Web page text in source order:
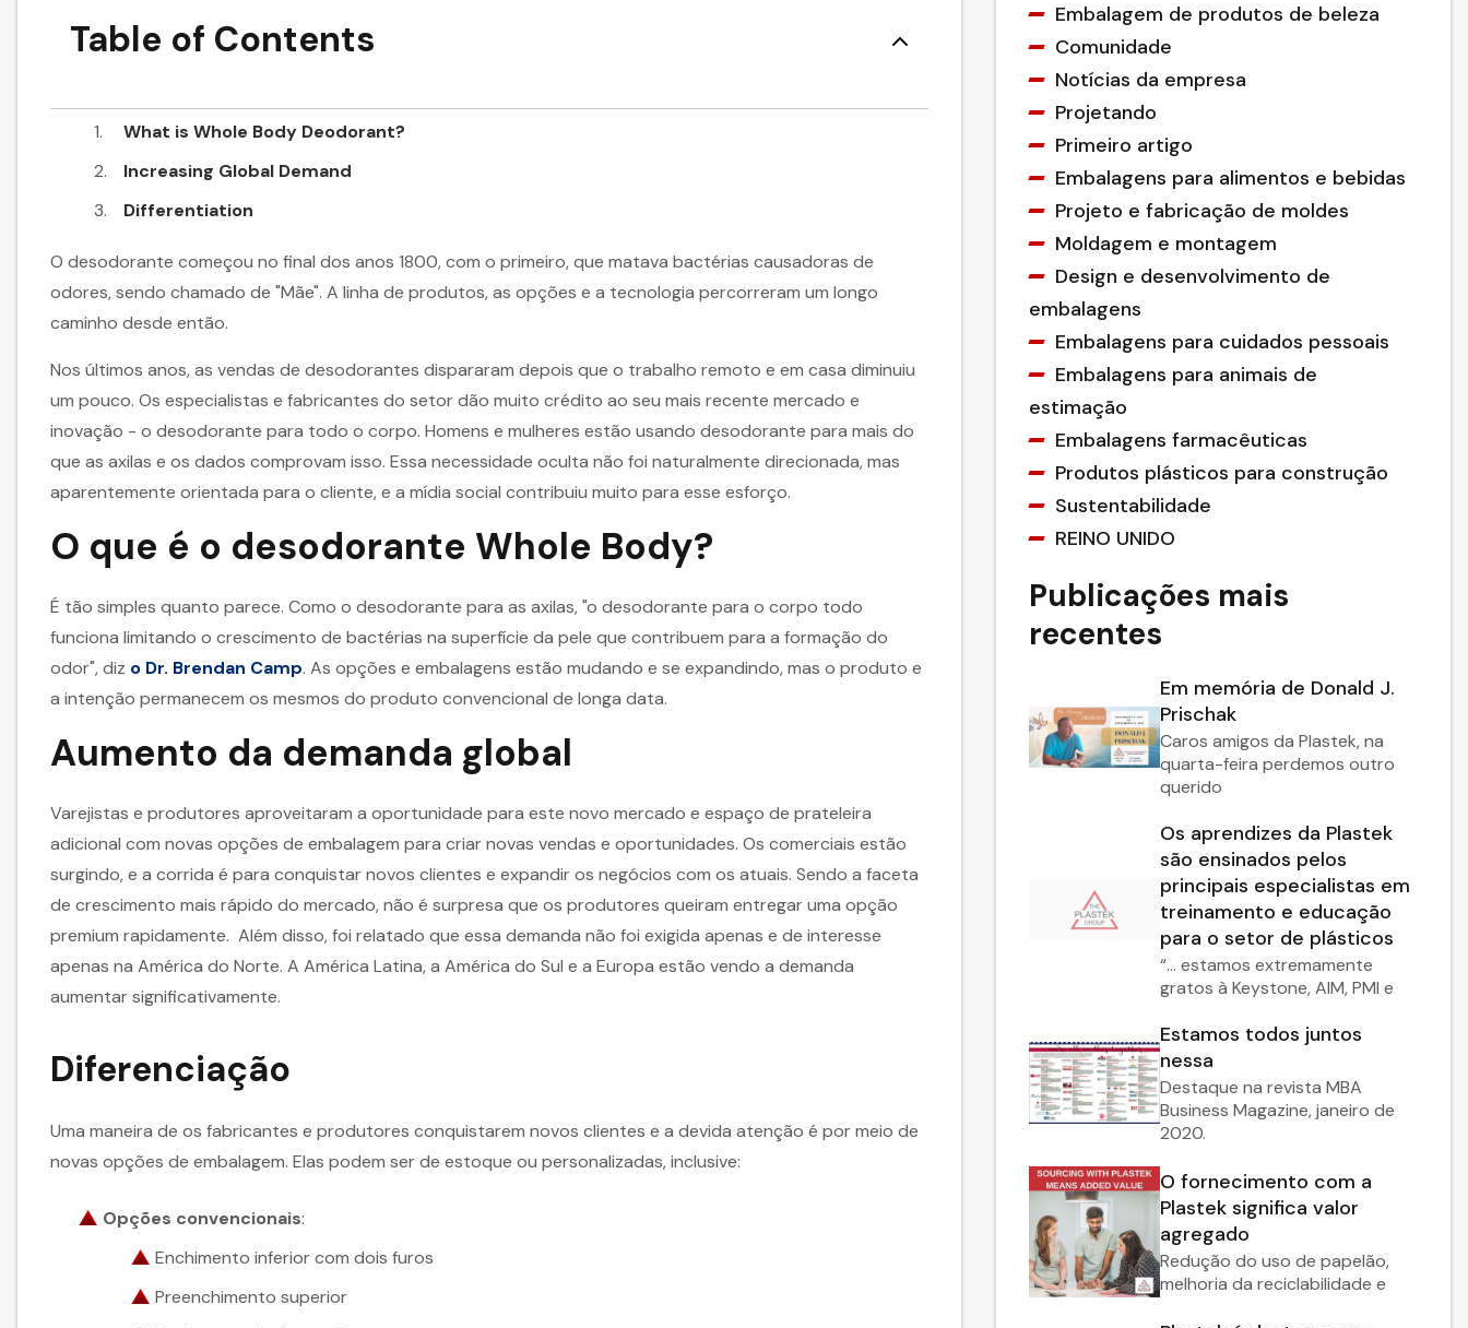
Table of Contents
What is Whole Body Deodorant?
Increasing Global Demand
Differentiation
O desodorante começou no final dos anos 1800, com o primeiro, que matava bactérias causadoras de
odores, sendo chamado de "Mãe". A linha de produtos, as opções e a tecnologia percorreram um longo
caminho desde então.
Nos últimos anos, as vendas de desodorantes dispararam depois que o trabalho remoto e em casa diminuiu
um pouco. Os especialistas e fabricantes do setor dão muito crédito ao seu mais recente mercado e
inovação - o desodorante para todo o corpo. Homens e mulheres estão usando desodorante para mais do
que as axilas e os dados comprovam isso. Essa necessidade oculta não foi naturalmente direcionada, mas
aparentemente orientada para o cliente, e a mídia social contribuiu muito para esse esforço.
O que é o desodorante Whole Body?
É tão simples quanto parece. Como o desodorante para as axilas, "o desodorante para o corpo todo
funciona limitando o crescimento de bactérias na superfície da pele que contribuem para a formação do
odor", diz o Dr. Brendan Camp. As opções e embalagens estão mudando e se expandindo, mas o produto e
a intenção permanecem os mesmos do produto convencional de longa data.
Aumento da demanda global
Varejistas e produtores aproveitaram a oportunidade para este novo mercado e espaço de prateleira
adicional com novas opções de embalagem para criar novas vendas e oportunidades. Os comerciais estão
surgindo, e a corrida é para conquistar novos clientes e expandir os negócios com os atuais. Sendo a faceta
de crescimento mais rápido do mercado, não é surpresa que os produtores queiram entregar uma opção
premium rapidamente. Além disso, foi relatado que essa demanda não foi exigida apenas e de interesse
apenas na América do Norte. A América Latina, a América do Sul e a Europa estão vendo a demanda
aumentar significativamente.
Diferenciação
Uma maneira de os fabricantes e produtores conquistarem novos clientes e a devida atenção é por meio de
novas opções de embalagem. Elas podem ser de estoque ou personalizadas, inclusive:
Opções convencionais:
Enchimento inferior com dois furos
Preenchimento superior
Embalagem de produtos de beleza
Comunidade
Notícias da empresa
Projetando
Primeiro artigo
Embalagens para alimentos e bebidas
Projeto e fabricação de moldes
Moldagem e montagem
Design e desenvolvimento de
embalagens
Embalagens para cuidados pessoais
Embalagens para animais de
estimação
Embalagens farmacêuticas
Produtos plásticos para construção
Sustentabilidade
REINO UNIDO
Publicações mais
recentes
Em memória de Donald J.
Prischak
Caros amigos da Plastek, na
quarta-feira perdemos outro
querido
Os aprendizes da Plastek
são ensinados pelos
principais especialistas em
treinamento e educação
para o setor de plásticos
“… estamos extremamente
gratos à Keystone, AIM, PMI e
Estamos todos juntos
nessa
Destaque na revista MBA
Business Magazine, janeiro de
2020.
O fornecimento com a
Plastek significa valor
agregado
Redução do uso de papelão,
melhoria da reciclabilidade e